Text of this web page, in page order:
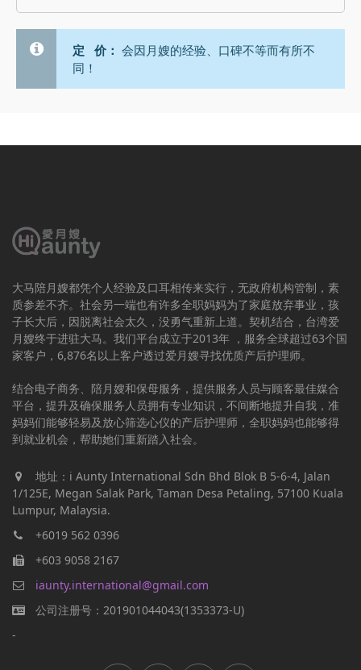
定 价： 会因月嫂的经验、口碑不等而有所不
同！
大马陪月嫂都凭个人经验及口耳相传来实行，无政府机构管制，素
质参差不齐。社会另一端也有许多全职妈妈为了家庭放弃事业，孩
子长大后，因脱离社会太久，没勇气重新上道。契机结合，台湾爱
月嫂终于进驻大马。我们平台成立于2013年 ，服务全球超过63个国
家客户，6,876名以上客户透过爱月嫂寻找优质产后护理师。
结合电子商务、陪月嫂和保母服务，提供服务人员与顾客最佳媒合
平台，提升及确保服务人员拥有专业知识，不间断地提升自我，准
妈妈们能够轻易及放心筛选心仪的产后护理师，全职妈妈也能够得
到就业机会，帮助她们重新踏入社会。
地址：i Aunty International Sdn Bhd Blok B 5-6-4, Jalan
1/125E, Megan Salak Park, Taman Desa Petaling, 57100 Kuala
Lumpur, Malaysia.
+6019 562 0396
+603 9058 2167
iaunty.international@gmail.com
公司注册号：201901044043(1353373-U)
-